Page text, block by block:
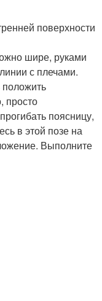
поверхности
шире, руками
с плечами.
положить
просто
поясницу,
в этой позе на
Выполните